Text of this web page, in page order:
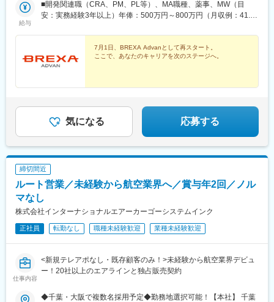
先輩社員の声「製薬業界は未経験だったため、まずは小さなプロ
ジェクトから参加して徐々に経験・スキルを磨いてスケールアッ
で真摯に寄り添ってくれたのも、大きな不安なく業務に取り組め
た理由の一つだと思います。配属先に慣れるまで大変さを感じる
こともあるかもしれません。けれども、日々の仕事にしっかりと
中之島駅、阿波座駅、京橋駅(大阪府)、淀屋橋駅、大阪梅田駅(阪
神線)、梅田駅(地下鉄)、太子橋今市駅、松屋町駅、西新宿駅、大
給与
■開発関連職（CRA、PM、PL等）、MA職種、薬事、MW（目
安：実務経験3年以上）年俸：500万円～800万円（月収例：41.6
務経験3年以上）年俸：380万円～500万円（月収例：31.6万円～
41.6万円）■職種未経験の方年俸：330万円～・年俸の1／12 を毎
月支給いたします。・残業代、交通費、出張日当は別途全額支給
前半）年収650万円（薬事／40 代前半）年収410万円（内勤サポ
ート・業界未経験／20 代後半）年収660万円（薬事／60 代・嘱託
社員入社）
7月1日、BREXA Advanとして再スタート。
ここで、あなたのキャリアを次のステージへ。
気になる 応募する
締切間近
ルート営業／未経験から航空業界へ／賞与年2回／ノル
マなし
株式会社インターナショナルエアーカーゴーシステムインク
正社員 転勤なし 職種未経験歓迎 業種未経験歓迎
仕事内容
<新規テレアポなし・既存顧客のみ！>未経験から航空業界デビュ
ー！20社以上のエアラインと独占販売契約
◆千葉・大阪で複数名採用予定◆勤務地選択可能！【本社】 千葉